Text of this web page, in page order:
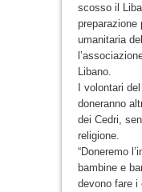
scosso il
preparazione
umanitaria
Libano.
I volontari
doneranno
dei Cedri,
religione.
“Doneremo
bambine e
devono fare i